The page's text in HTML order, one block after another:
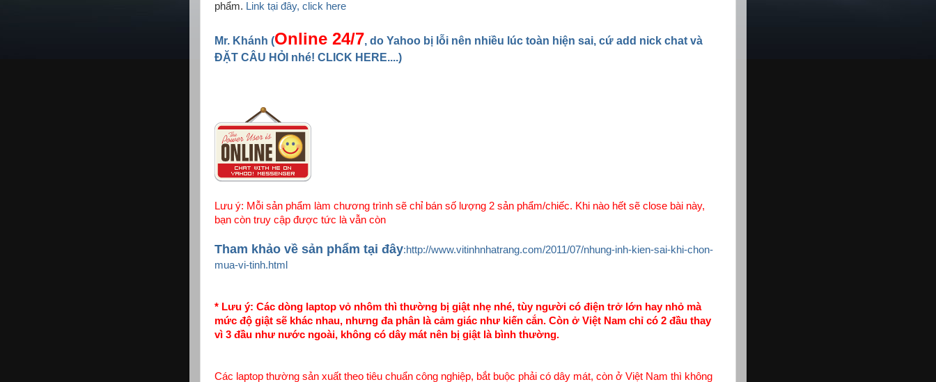
phẩm. Link tại đây, click here
Mr. Khánh (Online 24/7, do Yahoo bị lỗi nên nhiều lúc toàn hiện sai, cứ add nick chat và
ĐẶT CÂU HỎI nhé! CLICK HERE....)
Lưu ý: Mỗi sản phẩm làm chương trình sẽ chỉ bán số lượng 2 sản phẩm/chiếc. Khi nào hết sẽ close bài này,
bạn còn truy cập được tức là vẫn còn
Tham khảo về sản phẩm tại đây:http://www.vitinhnhatrang.com/2011/07/nhung-inh-kien-sai-khi-chon-
mua-vi-tinh.html
* Lưu ý: Các dòng laptop vỏ nhôm thì thường bị giật nhẹ nhé, tùy người có điện trở lớn hay nhỏ mà
mức độ giật sẽ khác nhau, nhưng đa phân là cảm giác như kiến cắn. Còn ở Việt Nam chỉ có 2 đầu thay
vì 3 đầu như nước ngoài, không có dây mát nên bị giật là bình thường.
Các laptop thường sản xuất theo tiêu chuẩn công nghiệp, bắt buộc phải có dây mát, còn ở Việt Nam thì không